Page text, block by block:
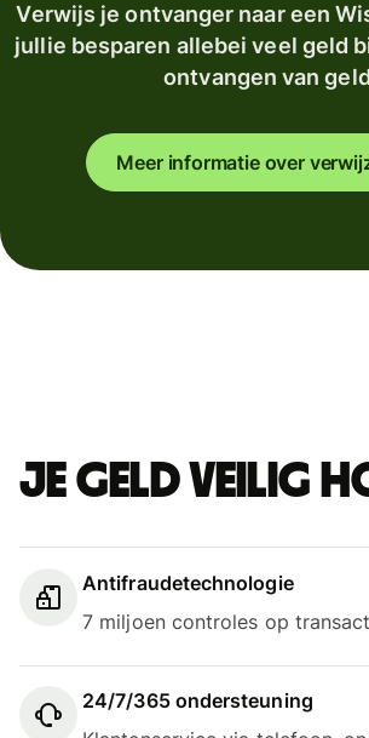
Verwijs je ontvanger naar een
jullie besparen allebei veel geld
ontvangen van
Meer informatie over
Je geld veilig
Antifraudetechnologie
7 miljoen controles op
24/7/365 ondersteuning